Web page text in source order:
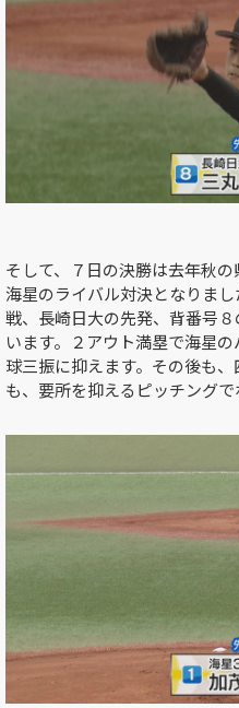
そして、７日の決勝は去年秋
海星のライバル対決となりま
戦、長崎日大の先発、背番号
います。２アウト満塁で海星
球三振に抑えます。その後も
も、要所を抑えるピッチングで